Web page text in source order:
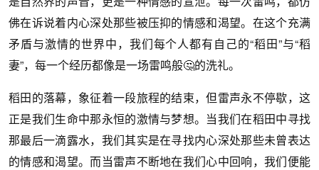
佛在诉说着内心深处那些被压抑的情感和渴望。在这个充满
矛盾与激情的世界中，我们每个人都有自己的“稻田”与“稻
妻”，每一个经历都像是一场雷鸣般🤔的洗礼。
稻田的落幕，象征着一段旅程的结束，但雷声永不停歇，这
正是我们生命中那永恒的激情与梦想。当我们在稻田中寻找
那最后一滴露水，我们其实是在寻找内心深处那些未曾表达
的情感和渴望。而当雷声不断地在我们心中回响，我们便能